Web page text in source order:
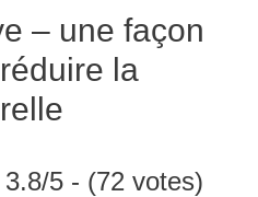
– une façon
la
3.8/5 - (72 votes)